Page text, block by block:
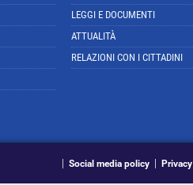
LEGGI E DOCUMENTI
ATTUALITÀ
RELAZIONI CON I CITTADINI
Social media policy Privacy